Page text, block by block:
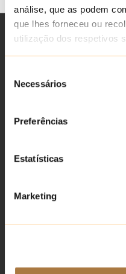
análise, que as podem
que lhes forneceu ou
utilização dos respetivos
deNecessários
Preferências
Estatísticas
Marketing
Herdade das Barradas da
Estrada Nacional 261-1,
Links
Política de reservas y
Política de cookies
Registro Nacional de